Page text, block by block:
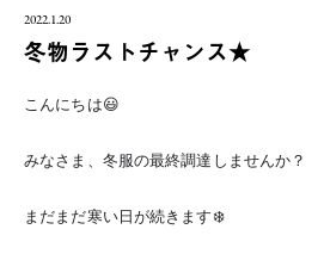
2022.1.20
冬物ラストチャンス★
こんにちは😃
みなさま、冬服の最終調達しませんか？
まだまだ寒い日が続きます❄️